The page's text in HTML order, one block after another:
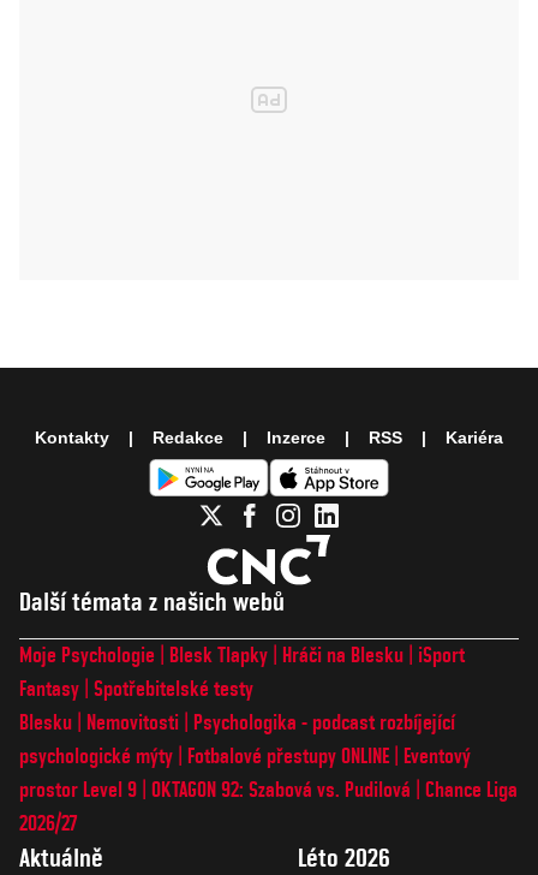
Další témata z našich webů
Moje Psychologie Blesk Tlapky Hráči na Blesku
iSport
Fantasy Spotřebitelské testy
Blesku
Nemovitosti
Psychologika - podcast rozbíjející
psychologické mýty
Fotbalové přestupy ONLINE
Eventový
prostor Level 9 OKTAGON 92: Szabová vs. Pudilová
Chance Liga
2026/27
Aktuálně Léto 2026
Kontakty Redakce Inzerce RSS Kariéra